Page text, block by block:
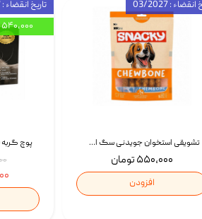
تاریخ انقضاء : 09/2027
۵۴۰,۰۰۰ تومان
تشویقی استخوان جویدنی سگ اسنکی کرانچی با طعم مرغ Snacky Crunchy Munchy وزن 100 گرم
۵۵۰,۰۰۰ تومان
افزودن
: 03/2027